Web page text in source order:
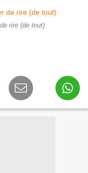
rire (de tout)